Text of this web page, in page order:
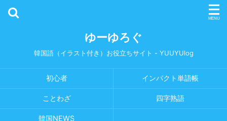
ゆーゆろぐ
韓国語（イラスト付き）お役立ちサイト - YUUYUlog
初心者 インパクト単語帳
ことわざ 四字熟語
韓国NEWS